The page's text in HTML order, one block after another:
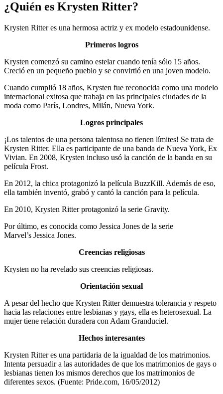
¿Quién es Krysten Ritter?
Krysten Ritter es una hermosa actriz y ex modelo estadounidense.
Primeros logros
Krysten comenzó su camino estelar cuando tenía sólo 15 años.
Creció en un pequeño pueblo y se convirtió en una joven modelo.
Cuando cumplió 18 años, Krysten fue reconocida como una modelo
internacional exitosa que trabaja en las principales ciudades de la
moda como París, Londres, Milán, Nueva York.
Logros principales
¡Los talentos de una persona talentosa no tienen límites! Se trata de
Krysten Ritter. Ella es participante de una banda de Nueva York, Ex
Vivian. En 2008, Krysten incluso usó la canción de la banda en su
película Frost.
En 2012, la chica protagonizó la película BuzzKill. Además de eso,
ella también inventó, grabó y cantó la canción para la película.
En 2010, Krysten Ritter protagonizó la serie Gravity.
Por último, es conocida como Jessica Jones de la serie
Marvel’s Jessica Jones.
Creencias religiosas
Krysten no ha revelado sus creencias religiosas.
Orientación sexual
A pesar del hecho que Krysten Ritter demuestra tolerancia y respeto
hacia las relaciones entre lesbianas y gays, ella es heterosexual. La
mujer tiene relación duradera con Adam Granduciel.
Hechos interesantes
Krysten Ritter es una partidaria de la igualdad de los matrimonios.
Intenta persuadir a las autoridades de que los matrimonios de gays o
lesbianas tienen los mismos derechos que los matrimonios de
diferentes sexos. (Fuente: Pride.com, 16/05/2012)